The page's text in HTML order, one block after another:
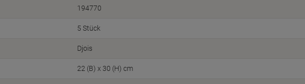
194770
5 Stück
Djois
22 (B) x 30 (H) cm